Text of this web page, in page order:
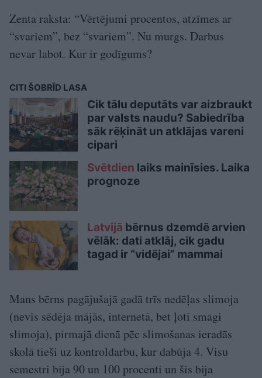
Zenta raksta: “Vērtējumi procentos, atzīmes ar
“svariem”, bez “svariem”. Nu murgs. Darbus
nevar labot. Kur ir godīgums?
CITI ŠOBRĪD LASA
Cik tālu deputāts var aizbraukt
par valsts naudu? Sabiedrība
sāk rēķināt un atklājas vareni
cipari
Svētdien laiks mainīsies. Laika
prognoze
Latvijā bērnus dzemdē arvien
vēlāk: dati atklāj, cik gadu
tagad ir “vidējai” mammai
Mans bērns pagājušajā gadā trīs nedēļas slimoja
(nevis sēdēja mājās, internetā, bet ļoti smagi
slimoja), pirmajā dienā pēc slimošanas ieradās
skolā tieši uz kontroldarbu, kur dabūja 4. Visu
semestri bija 90 un 100 procenti un šis bija